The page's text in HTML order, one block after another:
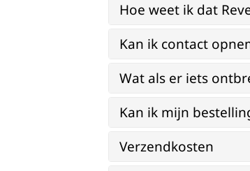
Hoe weet ik dat
Kan ik contact
Wat als er iets
Kan ik mijn
Verzendkosten